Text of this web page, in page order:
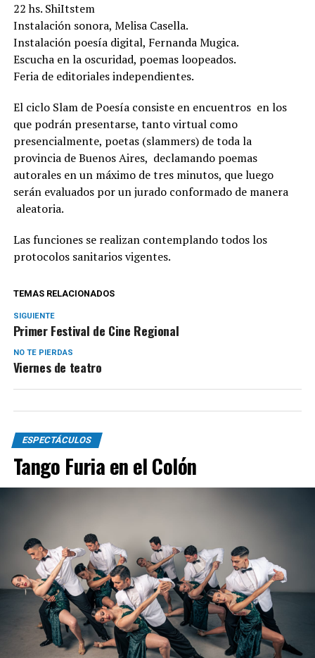
22 hs. ShiItstem
Instalación sonora, Melisa Casella.
Instalación poesía digital, Fernanda Mugica.
Escucha en la oscuridad, poemas loopeados.
Feria de editoriales independientes.
El ciclo Slam de Poesía consiste en encuentros en los
que podrán presentarse, tanto virtual como
presencialmente, poetas (slammers) de toda la
provincia de Buenos Aires, declamando poemas
autorales en un máximo de tres minutos, que luego
serán evaluados por un jurado conformado de manera
aleatoria.
Las funciones se realizan contemplando todos los
protocolos sanitarios vigentes.
TEMAS RELACIONADOS
SIGUIENTE
Primer Festival de Cine Regional
NO TE PIERDAS
Viernes de teatro
ESPECTÁCULOS
Tango Furia en el Colón